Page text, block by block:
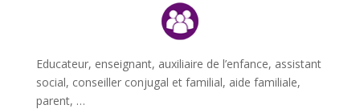
Educateur, enseignant, auxiliaire de l’enfance, assistant
social, conseiller conjugal et familial, aide familiale,
parent, …